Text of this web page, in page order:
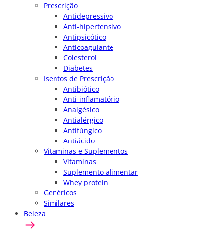
Prescrição
Antidepressivo
Anti-hipertensivo
Antipsicótico
Anticoagulante
Colesterol
Diabetes
Isentos de Prescrição
Antibiótico
Anti-inflamatório
Analgésico
Antialérgico
Antifúngico
Antiácido
Vitaminas e Suplementos
Vitaminas
Suplemento alimentar
Whey protein
Genéricos
Similares
Beleza